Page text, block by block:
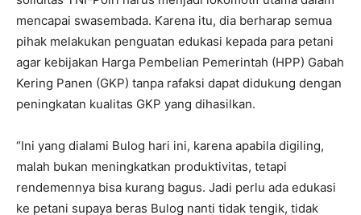
mencapai swasembada. Karena itu, dia berharap semua
pihak melakukan penguatan edukasi kepada para petani
agar kebijakan Harga Pembelian Pemerintah (HPP) Gabah
Kering Panen (GKP) tanpa rafaksi dapat didukung dengan
peningkatan kualitas GKP yang dihasilkan.
“Ini yang dialami Bulog hari ini, karena apabila digiling,
malah bukan meningkatkan produktivitas, tetapi
rendemennya bisa kurang bagus. Jadi perlu ada edukasi
ke petani supaya beras Bulog nanti tidak tengik, tidak